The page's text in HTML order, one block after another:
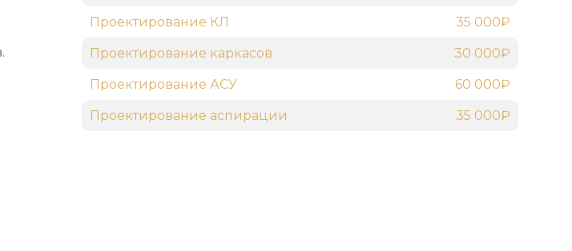
Проектирование КЛ 35 000₽
Проектирование каркасов 30 000₽
Проектирование АСУ 60 000₽
Проектирование аспирации 35 000₽